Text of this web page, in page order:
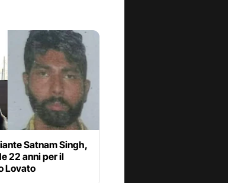
Satnam Singh,
22 anni per il
Lovato